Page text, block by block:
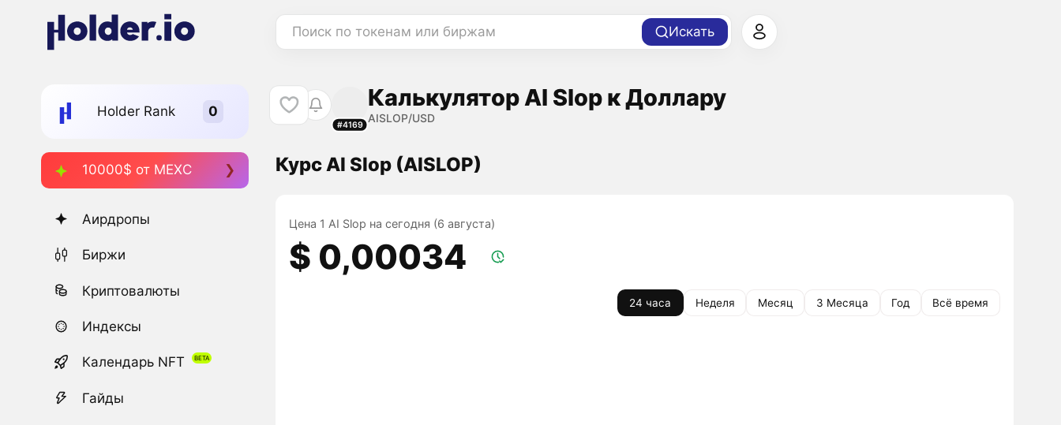
Поиск по токенам или биржам Искать
Holder Rank
10000$ от MEXC
Аирдропы
Биржи
Криптовалюты
Индексы
Календарь NFT
Гайды
#4169
Калькулятор AI Slop к Доллару
AISLOP/USD
Курс AI Slop (AISLOP)
Цена 1 AI Slop на сегодня (6 августа)
$ 0,00034
24 часа Неделя Месяц 3 Месяца Год Всё время